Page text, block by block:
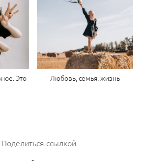
Это
Любовь, семья, жизнь
Поделиться ссылкой